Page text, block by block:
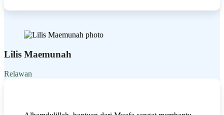
Lilis Maemunah
Relawan